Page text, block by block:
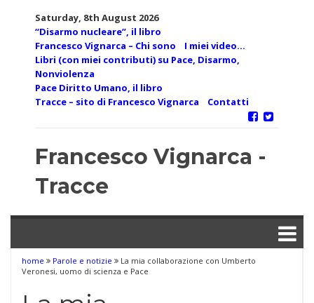
Saturday, 8th August 2026
“Disarmo nucleare”, il libro
Francesco Vignarca – Chi sono
I miei video…
Libri (con miei contributi) su Pace, Disarmo,
Nonviolenza
Pace Diritto Umano, il libro
Tracce – sito di Francesco Vignarca
Contatti
Francesco Vignarca -
Tracce
home Parole e notizie
La mia collaborazione con Umberto
Veronesi, uomo di scienza e Pace